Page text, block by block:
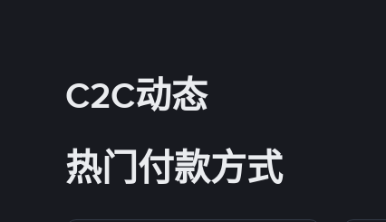
C2C动态
热门付款方式